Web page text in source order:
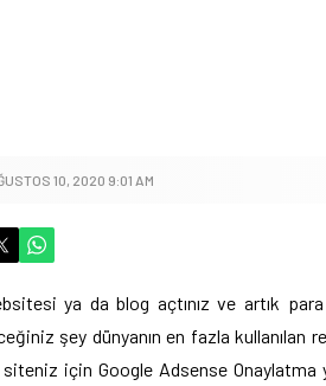
10, 2020 9:01 AM
ya da blog açtınız ve artık
şey dünyanın en fazla kullanılan
siteniz için Google Adsense